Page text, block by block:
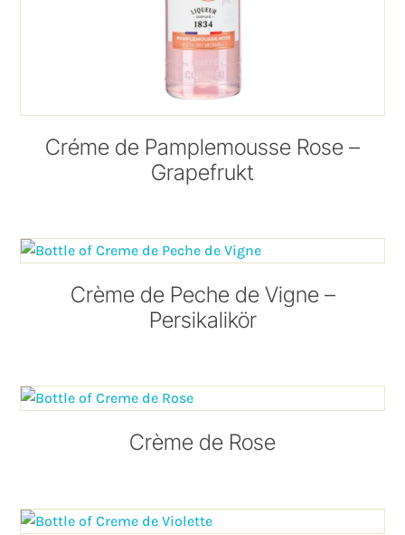
Créme de Pamplemousse Rose –
Grapefrukt
Crème de Peche de Vigne –
Persikalikör
Crème de Rose